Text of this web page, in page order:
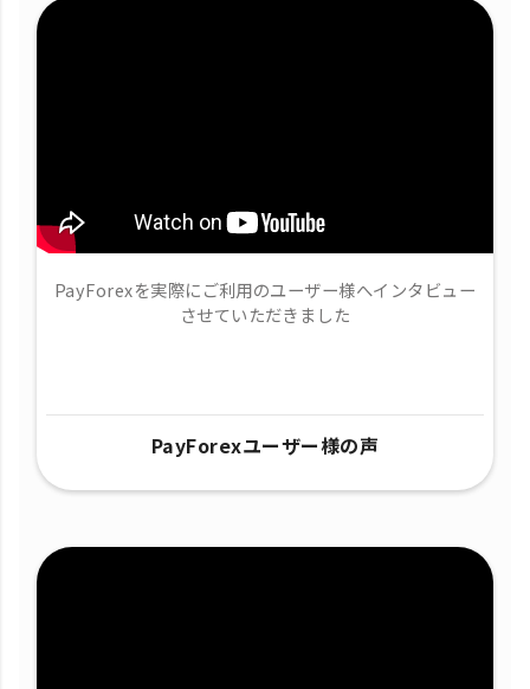
PayForexを実際にご利用のユーザー様へインタビュー
させていただきました
PayForexユーザー様の声​